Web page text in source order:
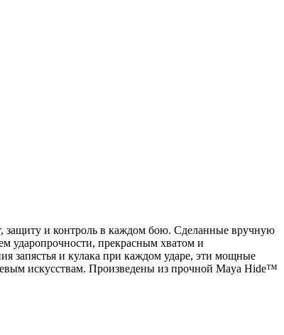
защиту и контроль в каждом бою. Сделанные вручную
ударопрочности, прекрасным хватом и
запястья и кулака при каждом ударе, эти мощные
искусствам. Произведены из прочной Maya Hide™